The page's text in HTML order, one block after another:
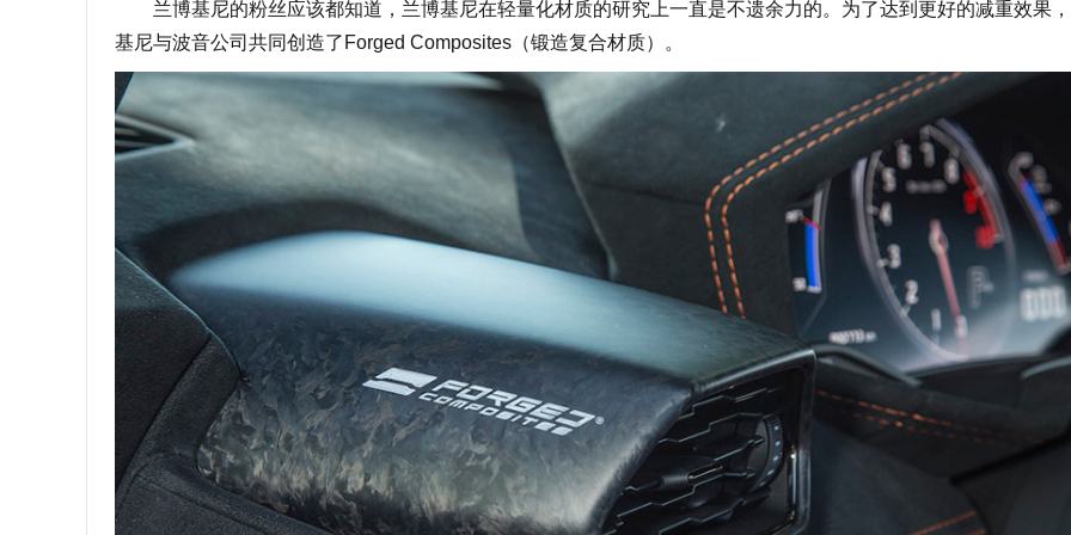
兰博基尼的粉丝应该都知道，兰博基尼在轻量化材质的研究上一直是不遗余力的。为了达到更好的减重效果
基尼与波音公司共同创造了Forged Composites（锻造复合材质）。